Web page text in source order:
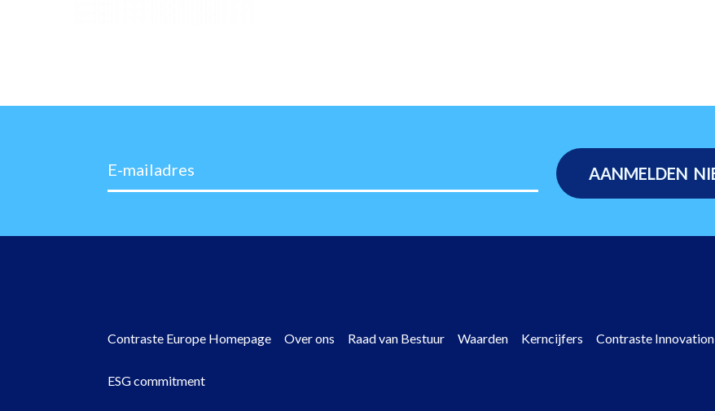
E-mailadres
Contraste Europe Homepage Over ons Raad van Bestuur Waarden Kerncijfers Contraste Innovation
ESG commitment